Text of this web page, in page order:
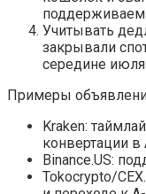
Учитывать
закрывали
середине
Примеры
Kraken:
конвертации в
Binance.US:
Tokocrypto/